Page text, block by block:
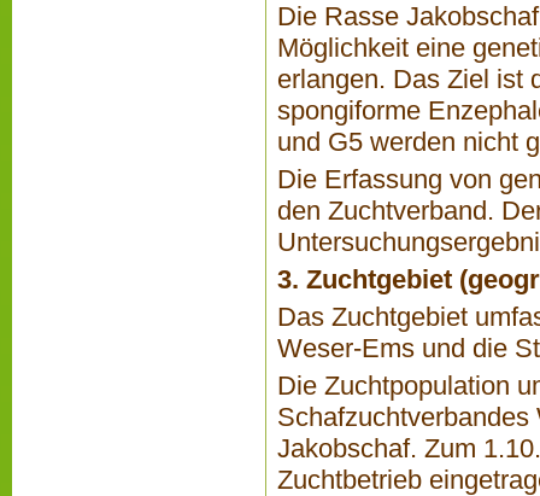
Die Rasse
Möglichkeit eine
erlangen. Das Ziel ist
spongiforme
und G5 werden nicht
Die Erfassung von
den Zuchtverband.
3. Zuchtgebiet
Das Zuchtgebiet
Weser-Ems und die
Die Zuchtpopulation
Schafzuchtverbandes
Jakobschaf. Zum
Zuchtbetrieb